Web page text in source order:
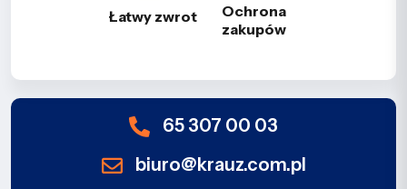
Łatwy zwrot
Ochrona
zakupów
65 307 00 03
biuro@krauz.com.pl